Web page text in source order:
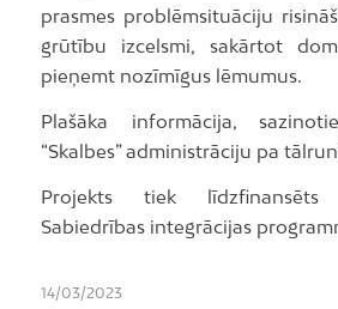
prasmes problēmsituāciju
grūtību izcelsmi, sakārtot
pieņemt nozīmīgus lēmumus.
Plašāka informācija,
“Skalbes” administrāciju pa
Projekts tiek līdzfinansēts
Sabiedrības integrācijas
14/03/2023